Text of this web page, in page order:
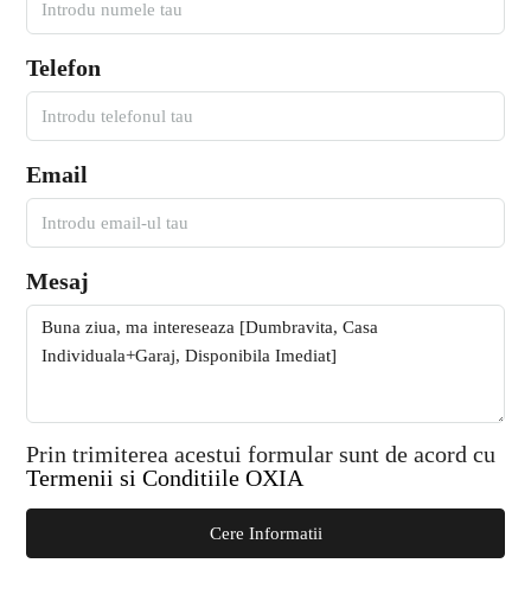
Telefon
Email
Mesaj
Prin trimiterea acestui formular sunt de acord cu
Termenii si Conditiile OXIA
Cere Informatii